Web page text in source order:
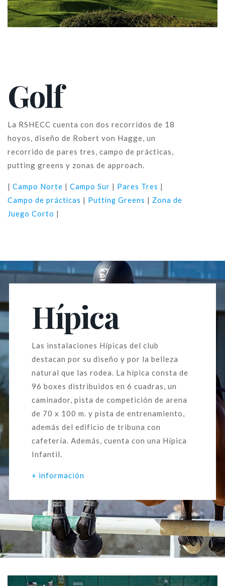
Golf
La RSHECC cuenta con dos recorridos de 18
hoyos, diseño de Robert von Hagge, un
recorrido de pares tres, campo de prácticas,
putting greens y zonas de approach.
| Campo Norte | Campo Sur | Pares Tres |
Campo de prácticas | Putting Greens | Zona de
Juego Corto |
Hípica
Las instalaciones Hípicas del club
destacan por su diseño y por la belleza
natural que las rodea. La hípica consta de
96 boxes distribuidos en 6 cuadras, un
caminador, pista de competición de arena
de 70 x 100 m. y pista de entrenamiento,
además del edificio de tribuna con
cafetería. Además, cuenta con una Hípica
Infantil.
+ información